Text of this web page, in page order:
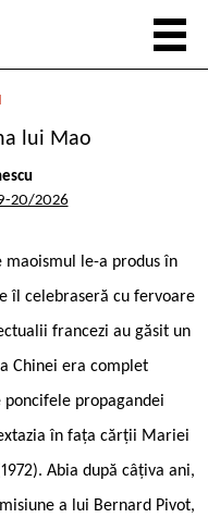
lui Mao
20/2026
maoismul le-a produs în
îl celebraseră cu fervoare
francezi au găsit un
Chinei era complet
propagandei
în fața cărții Mariei
Abia după câțiva ani,
a lui Bernard Pivot,